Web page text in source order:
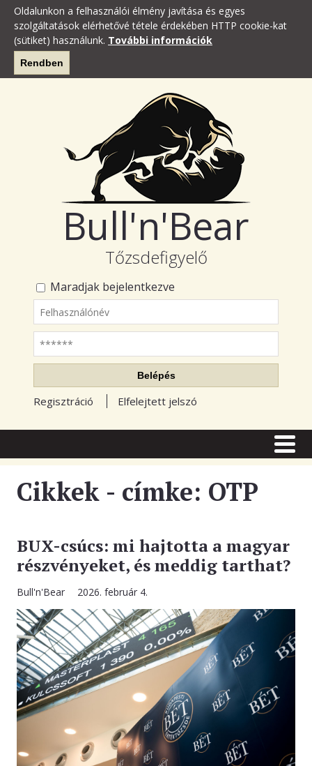
Oldalunkon a felhasználói élmény javítása és egyes
szolgáltatások elérhetővé tétele érdekében HTTP cookie-kat
(sütiket) használunk. További információk
Rendben
Bull'n'Bear
Tőzsdefigyelő
Maradjak bejelentkezve
Felhasználónév
Jelszó
Belépés
Regisztráció Elfelejtett jelszó
CIKKEK
TUDÁSTÁR
RSS OLVASÓ
BLOGOK
ELŐFIZETÉS
KAPCSOLAT
Cikkek - címke: OTP
BUX-csúcs: mi hajtotta a magyar
részvényeket, és meddig tarthat?
Bull'n'Bear 2026. február 4.